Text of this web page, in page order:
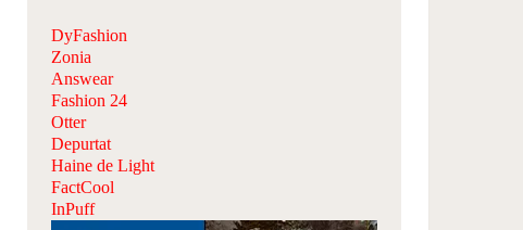
DyFashion
Zonia
Answear
Fashion 24
Otter
Depurtat
Haine de Light
FactCool
InPuff